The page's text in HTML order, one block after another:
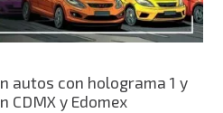
autos con holograma 1 y
CDMX y Edomex